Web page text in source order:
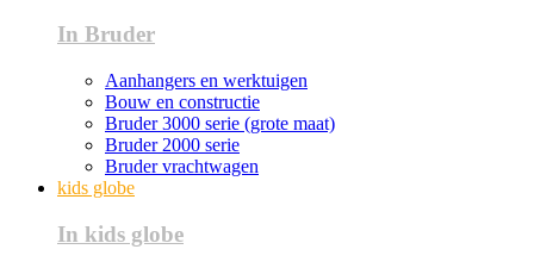
In Bruder
Aanhangers en werktuigen
Bouw en constructie
Bruder 3000 serie (grote maat)
Bruder 2000 serie
Bruder vrachtwagen
kids globe
In kids globe